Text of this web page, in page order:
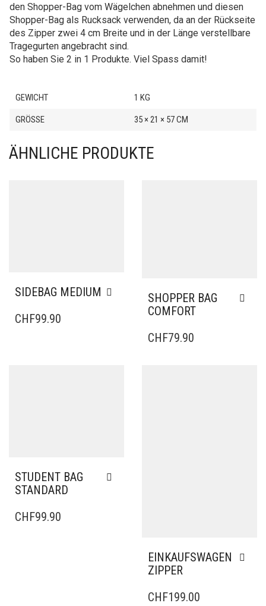
den Shopper-Bag vom Wägelchen abnehmen und diesen
Shopper-Bag als Rucksack verwenden, da an der Rückseite
des Zipper zwei 4 cm Breite und in der Länge verstellbare
Tragegurten angebracht sind.
So haben Sie 2 in 1 Produkte. Viel Spass damit!
GEWICHT 1 KG
GRÖSSE 35 × 21 × 57 CM
ÄHNLICHE PRODUKTE
SIDEBAG MEDIUM
CHF99.90
SHOPPER BAG
COMFORT
CHF79.90
STUDENT BAG
STANDARD
CHF99.90
EINKAUFSWAGEN
ZIPPER
CHF199.00